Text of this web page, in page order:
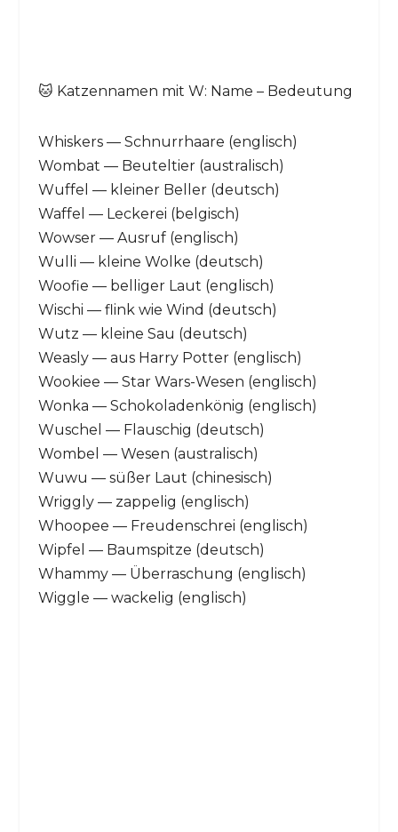
🐱 Katzennamen mit W: Name – Bedeutung
Whiskers — Schnurrhaare (englisch)
Wombat — Beuteltier (australisch)
Wuffel — kleiner Beller (deutsch)
Waffel — Leckerei (belgisch)
Wowser — Ausruf (englisch)
Wulli — kleine Wolke (deutsch)
Woofie — belliger Laut (englisch)
Wischi — flink wie Wind (deutsch)
Wutz — kleine Sau (deutsch)
Weasly — aus Harry Potter (englisch)
Wookiee — Star Wars-Wesen (englisch)
Wonka — Schokoladenkönig (englisch)
Wuschel — Flauschig (deutsch)
Wombel — Wesen (australisch)
Wuwu — süßer Laut (chinesisch)
Wriggly — zappelig (englisch)
Whoopee — Freudenschrei (englisch)
Wipfel — Baumspitze (deutsch)
Whammy — Überraschung (englisch)
Wiggle — wackelig (englisch)